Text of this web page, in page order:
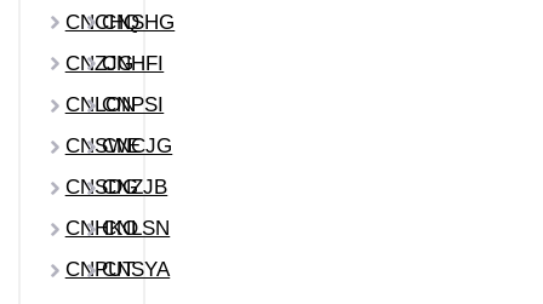
CNCHQCNSHG
CNZJGCNHFI
CNLON
CNPSI
CNSWE
CNCJG
CNSDG
CNZJB
CNHKO
CNLSN
CNPUTCNSYA